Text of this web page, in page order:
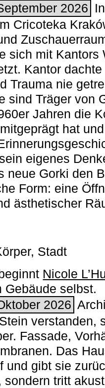
2026
Cricoteka
sich mit Kantors
Kantor
Trauma nie
sind Träger von
Jahren die
hat
eigenes
neue Gorki den
Form: eine
ästhetischer
Stadt
Nicole
Gebäude selbst.
2026
verstanden,
Fassade,
Das
und gibt sie
sondern tritt